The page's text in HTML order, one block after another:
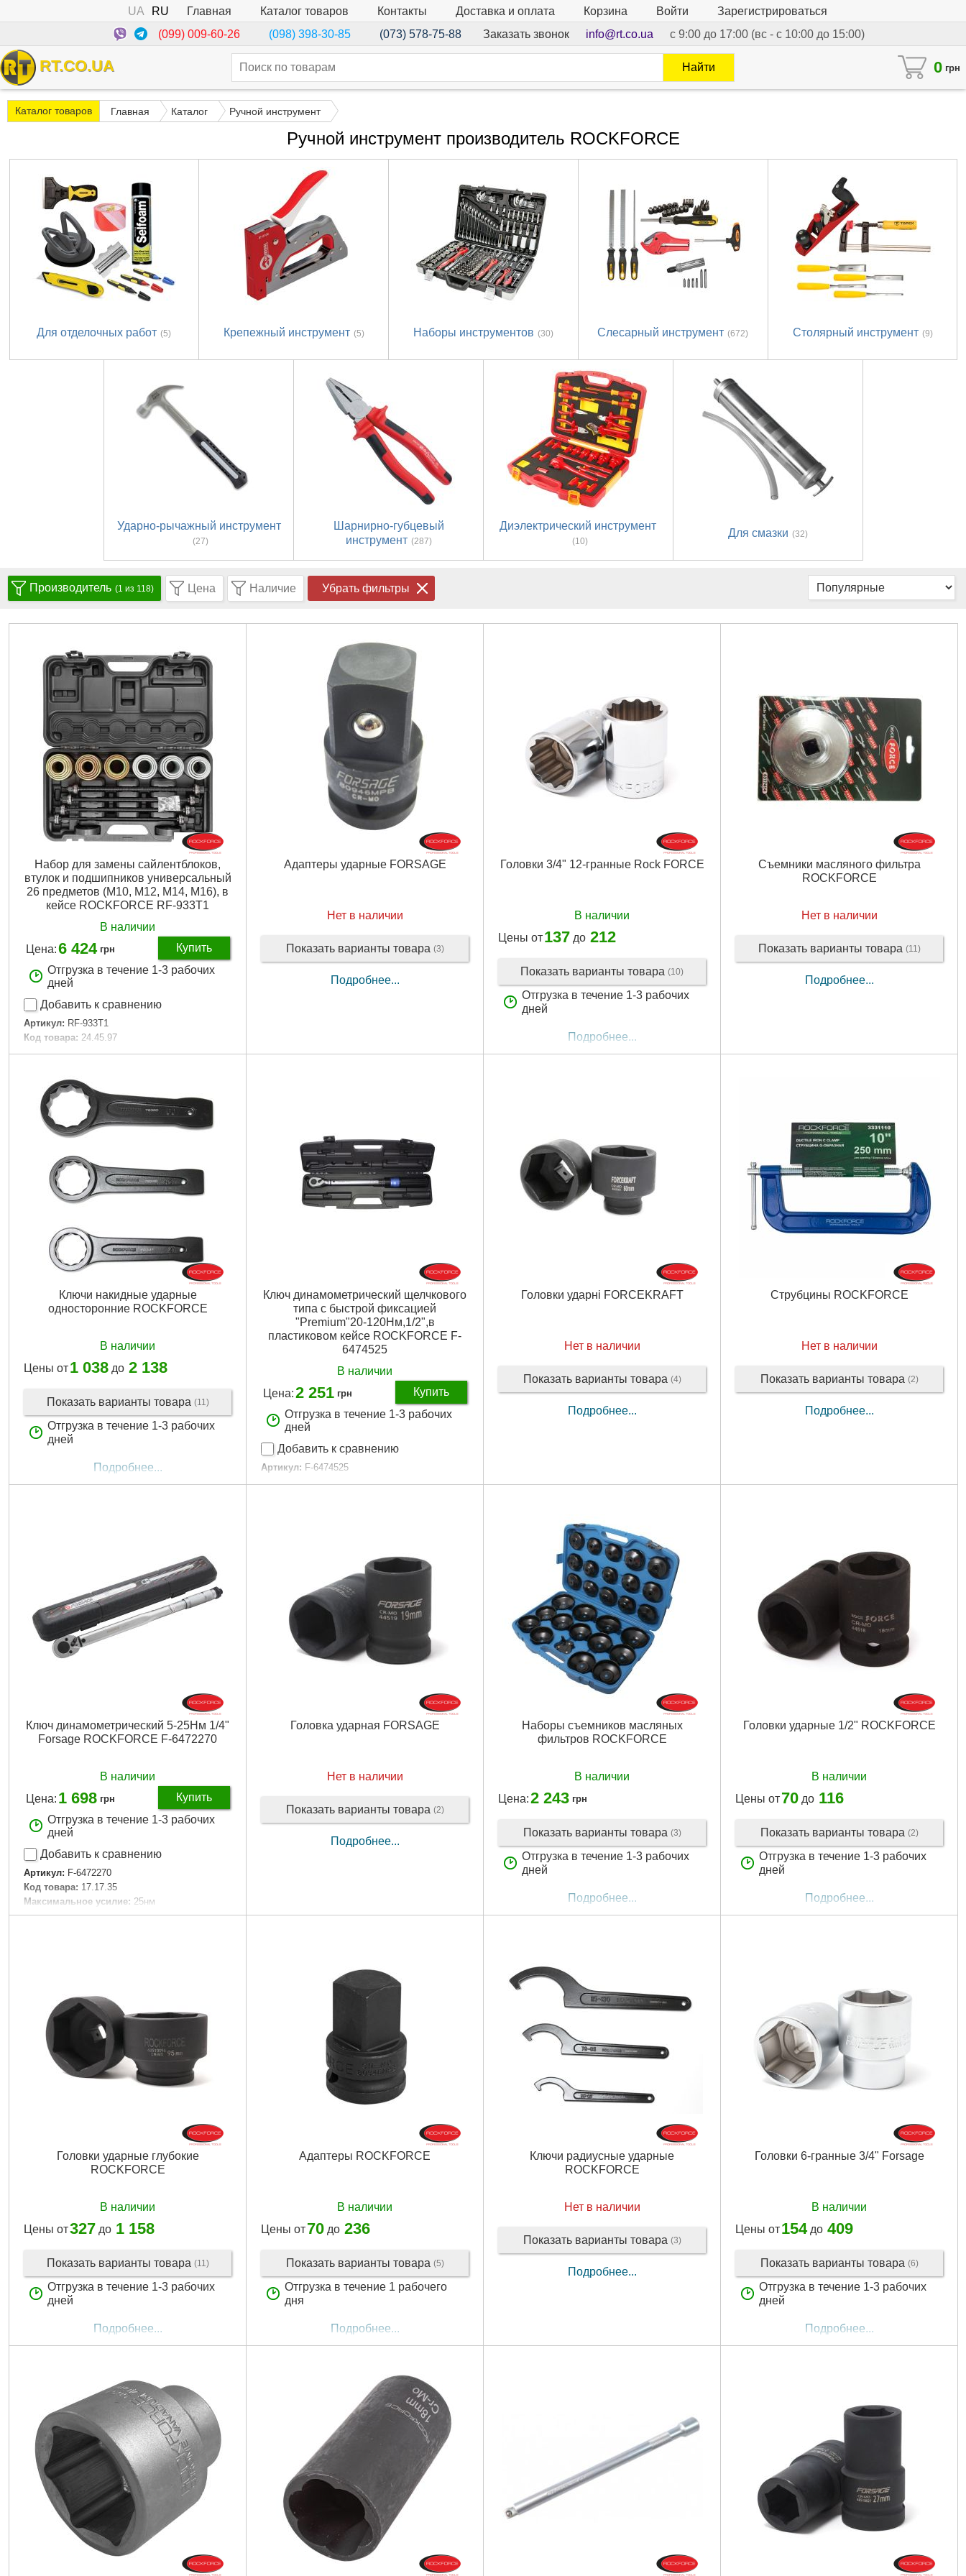
UA RU Главная Каталог товаров Контакты Доставка и оплата Корзина Войти
Зарегистрироваться
(099) 009-60-26
(098) 398-30-85 (073) 578-75-88 Заказать звонок info@rt.co.ua с 9:00 до 17:00 (вс - с 10:00 до 15:00)
RT.CO.UA 0 грн
Найти
Каталог товаров Главная Каталог Ручной инструмент
Ручной инструмент производитель ROCKFORCE
Для отделочных работ (5) Крепежный инструмент (5) Наборы инструментов (30) Слесарный инструмент (672) Столярный инструмент (9)
Ударно-рычажный инструмент
(27)
Шарнирно-губцевый
инструмент (287)
Диэлектрический инструмент
(10)
Для смазки (32)
Производитель (1 из 118) Цена Наличие Убрать фильтры
Набор для замены сайлентблоков,
втулок и подшипников универсальный
26 предметов (М10, М12, М14, М16), в
кейсе ROCKFORCE RF-933T1
В наличии
Цена:6 424 грн
Купить
Отгрузка в течение 1-3 рабочих
дней
Добавить к сравнению
Артикул: RF-933T1
Код товара: 24.45.97
Упаковка: Кейс
Вес брутто: 19,300 г
Подробнее...
Адаптеры ударные FORSAGE
Нет в наличии
Показать варианты товара (3)
Подробнее...
Головки 3/4" 12-гранные Rock FORCE
В наличии
Цены от137 до 212
Показать варианты товара (10)
Отгрузка в течение 1-3 рабочих
дней
Подробнее...
Съемники масляного фильтра
ROCKFORCE
Нет в наличии
Показать варианты товара (11)
Подробнее...
Ключи накидные ударные
односторонние ROCKFORCE
В наличии
Цены от1 038 до 2 138
Показать варианты товара (11)
Отгрузка в течение 1-3 рабочих
дней
Подробнее...
Ключ динамометрический щелчкового
типа с быстрой фиксацией
"Premium"20-120Нм,1/2",в
пластиковом кейсе ROCKFORCE F-
6474525
В наличии
Цена:2 251 грн
Купить
Отгрузка в течение 1-3 рабочих
дней
Добавить к сравнению
Артикул: F-6474525
Подробнее...
Головки ударні FORCEKRAFT
Нет в наличии
Показать варианты товара (4)
Подробнее...
Струбцины ROCKFORCE
Нет в наличии
Показать варианты товара (2)
Подробнее...
Ключ динамометрический 5-25Нм 1/4"
Forsage ROCKFORCE F-6472270
В наличии
Цена: 1 698 грн
Купить
Отгрузка в течение 1-3 рабочих
дней
Добавить к сравнению
Артикул: F-6472270
Код товара: 17.17.35
Максимальное усилие: 25нм
Минимальное усилие: 5нм
Подробнее...
Головка ударная FORSAGE
Нет в наличии
Показать варианты товара (2)
Подробнее...
Наборы съемников масляных
фильтров ROCKFORCE
В наличии
Цена:2 243 грн
Показать варианты товара (3)
Отгрузка в течение 1-3 рабочих
дней
Подробнее...
Головки ударные 1/2" ROCKFORCE
В наличии
Цены от70 до 116
Показать варианты товара (2)
Отгрузка в течение 1-3 рабочих
дней
Подробнее...
Головки ударные глубокие
ROCKFORCE
В наличии
Цены от327 до 1 158
Показать варианты товара (11)
Отгрузка в течение 1-3 рабочих
дней
Подробнее...
Адаптеры ROCKFORCE
В наличии
Цены от70 до 236
Показать варианты товара (5)
Отгрузка в течение 1 рабочего
дня
Подробнее...
Ключи радиусные ударные
ROCKFORCE
Нет в наличии
Показать варианты товара (3)
Подробнее...
Головки 6-гранные 3/4" Forsage
В наличии
Цены от154до 409
Показать варианты товара (6)
Отгрузка в течение 1-3 рабочих
дней
Подробнее...